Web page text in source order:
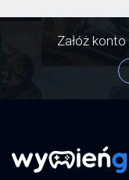
Załóż